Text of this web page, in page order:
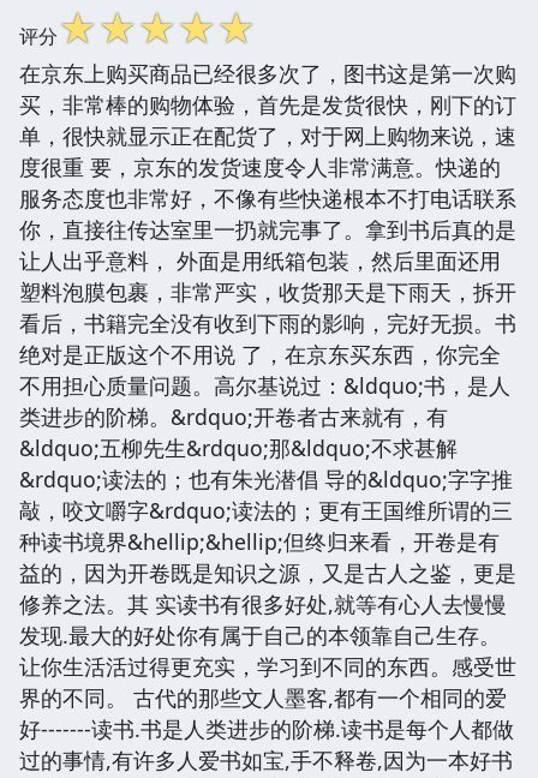
评分☆☆☆☆☆
在京东上购买商品已经很多次了，图书这是第一次购
买，非常棒的购物体验，首先是发货很快，刚下的订
单，很快就显示正在配货了，对于网上购物来说，速
度很重 要，京东的发货速度令人非常满意。快递的
服务态度也非常好，不像有些快递根本不打电话联系
你，直接往传达室里一扔就完事了。拿到书后真的是
让人出乎意料， 外面是用纸箱包装，然后里面还用
塑料泡膜包裹，非常严实，收货那天是下雨天，拆开
看后，书籍完全没有收到下雨的影响，完好无损。书
绝对是正版这个不用说 了，在京东买东西，你完全
不用担心质量问题。高尔基说过：&ldquo;书，是人
类进步的阶梯。&rdquo;开卷者古来就有，有
&ldquo;五柳先生&rdquo;那&ldquo;不求甚解
&rdquo;读法的；也有朱光潜倡 导的&ldquo;字字推
敲，咬文嚼字&rdquo;读法的；更有王国维所谓的三
种读书境界&hellip;&hellip;但终归来看，开卷是有
益的，因为开卷既是知识之源，又是古人之鉴，更是
修养之法。其 实读书有很多好处,就等有心人去慢慢
发现.最大的好处你有属于自己的本领靠自己生存。
让你生活活过得更充实，学习到不同的东西。感受世
界的不同。 古代的那些文人墨客,都有一个相同的爱
好-------读书.书是人类进步的阶梯.读书是每个人都做
过的事情,有许多人爱书如宝,手不释卷,因为一本好书